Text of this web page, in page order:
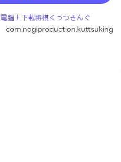
腦上下載将棋くっつきんぐ
com.nagiproduction.kuttsuking